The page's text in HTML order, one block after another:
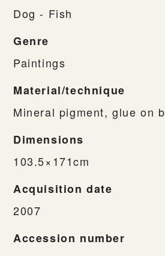
Dog - Fish
Genre
Paintings
Material/technique
Mineral pigment, glue on
Dimensions
103.5×171cm
Acquisition date
2007
Accession number